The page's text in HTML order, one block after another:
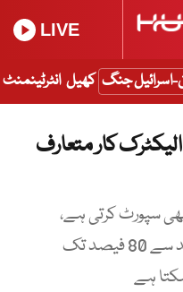
LIVE
اسرائیل جنگ کھیل انٹرٹینمنٹ
کار متعارف
سپورٹ کرتی ہے،
جس کے ذریعے بیٹری کو 10 فیصد سے 80 فیصد تک